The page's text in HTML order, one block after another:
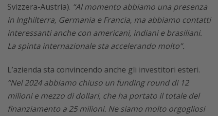
Svizzera-Austria). “Al momento abbiamo una presenza
in Inghilterra, Germania e Francia, ma abbiamo contatti
interessanti anche con americani, indiani e brasiliani.
La spinta internazionale sta accelerando molto”.
L’azienda sta convincendo anche gli investitori esteri.
“Nel 2024 abbiamo chiuso un funding round di 12
milioni e mezzo di dollari, che ha portato il totale del
finanziamento a 25 milioni. Ne siamo molto orgogliosi